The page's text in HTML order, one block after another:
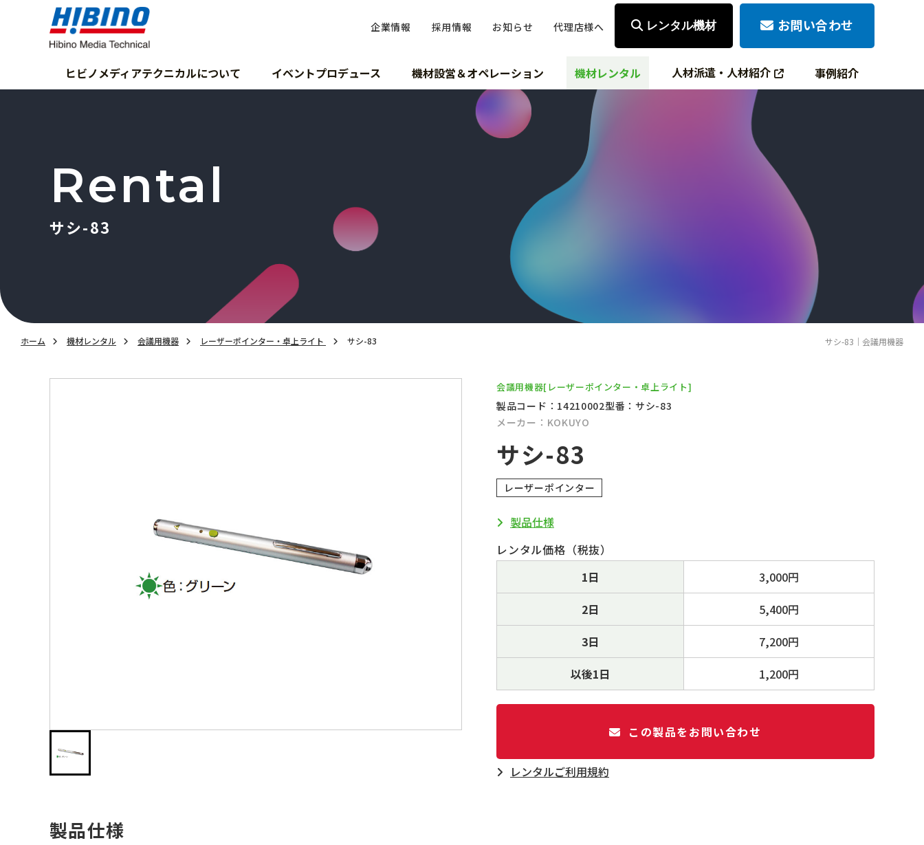
企業情報 採用情報 お知らせ 代理店様へ レンタル機材 お問い合わせ
ヒビノメディアテクニカルについて イベントプロデュース 機材設営＆オペレーション 機材レンタル 人材派遣・人材紹介 事例紹介
ホーム 機材レンタル 会議用機器 レーザーポインター・卓上ライト サシ-83 サシ-83｜会議用機器
Rental
サシ-83
会議用機器[レーザーポインター・卓上ライト]
製品コード：14210002型番：サシ-83
メーカー：KOKUYO
サシ-83
レーザーポインター
製品仕様
レンタル価格（税抜）
1日
3,000円
2日
5,400円
3日
7,200円
以後1日
1,200円
この製品をお問い合わせ
レンタルご利⽤規約
製品仕様